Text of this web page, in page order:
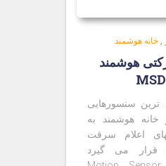
,خانه هوشمند
هوشمند
ترین سنسورهایی
خانه هوشمند به
اعلام سرقت
قرار می گیرد